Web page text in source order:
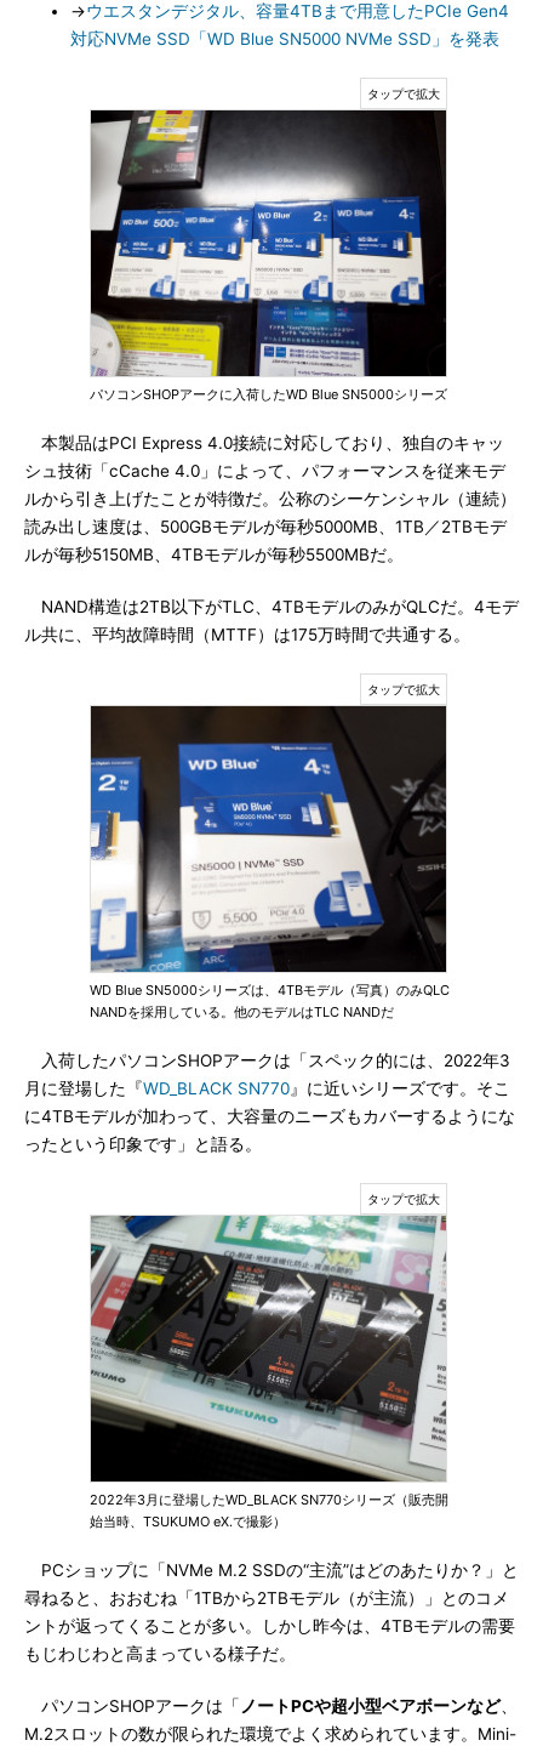
→ウエスタンデジタル、容量4TBまで用意したPCIe Gen4
対応NVMe SSD「WD Blue SN5000 NVMe SSD」を発表
パソコンSHOPアークに入荷したWD Blue SN5000シリーズ
本製品はPCI Express 4.0接続に対応しており、独自のキャッ
シュ技術「cCache 4.0」によって、パフォーマンスを従来モデ
ルから引き上げたことが特徴だ。公称のシーケンシャル（連続）
読み出し速度は、500GBモデルが毎秒5000MB、1TB／2TBモデ
ルが毎秒5150MB、4TBモデルが毎秒5500MBだ。
NAND構造は2TB以下がTLC、4TBモデルのみがQLCだ。4モデ
ル共に、平均故障時間（MTTF）は175万時間で共通する。
WD Blue SN5000シリーズは、4TBモデル（写真）のみQLC
NANDを採用している。他のモデルはTLC NANDだ
入荷したパソコンSHOPアークは「スペック的には、2022年3
月に登場した『WD_BLACK SN770』に近いシリーズです。そこ
に4TBモデルが加わって、大容量のニーズもカバーするようにな
ったという印象です」と語る。
2022年3月に登場したWD_BLACK SN770シリーズ（販売開
始当時、TSUKUMO eX.で撮影）
PCショップに「NVMe M.2 SSDの“主流”はどのあたりか？」と
尋ねると、おおむね「1TBから2TBモデル（が主流）」とのコメ
ントが返ってくることが多い。しかし昨今は、4TBモデルの需要
もじわじわと高まっている様子だ。
パソコンSHOPアークは「 ノートPCや超小型ベアボーンなど、
M.2スロットの数が限られた環境でよく求められています。Mini-